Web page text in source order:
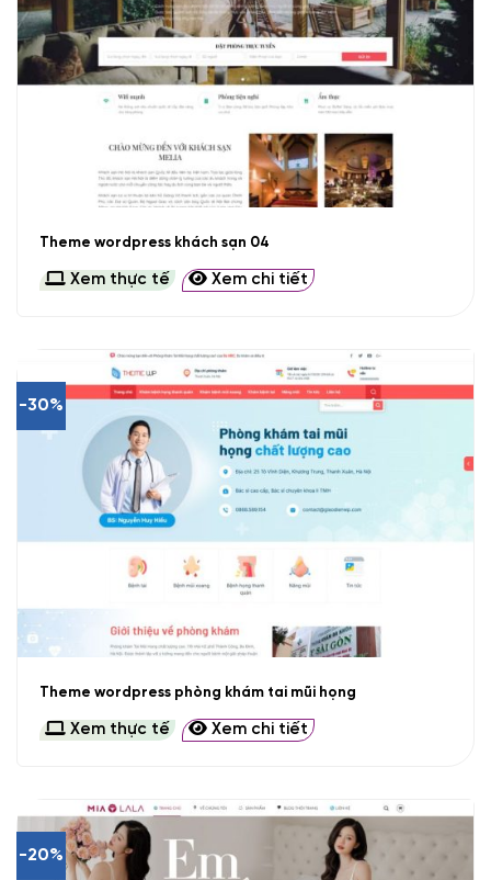
Theme wordpress khách sạn 04
Xem thực tế Xem chi tiết
-30%
Theme wordpress phòng khám tai mũi họng
Xem thực tế Xem chi tiết
-20%